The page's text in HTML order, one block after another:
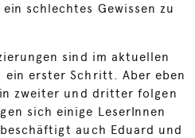
schlechtes Gewissen zu
sind im aktuellen
ein erster Schritt. Aber eben
zweiter und dritter folgen
sich einige LeserInnen
auch Eduard und